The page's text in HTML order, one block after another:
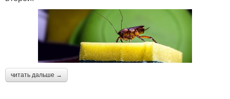
читать дальше →